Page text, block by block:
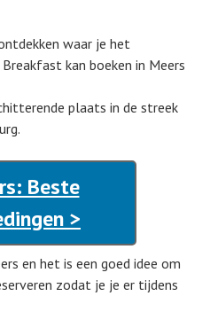
waar je het
kan boeken in Meers
plaats in de streek
Beste
>
en het is een goed idee om
zodat je je er tijdens